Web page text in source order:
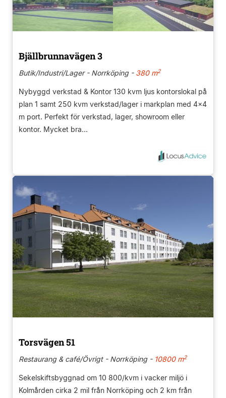
Bjällbrunnavägen 3
Butik/Industri/Lager - Norrköping -380 m2
Nybyggd verkstad & Kontor 130 kvm ljus kontorslokal på
plan 1 samt 250 kvm verkstad/lager i markplan med 4x4
m port. Perfekt för verkstad, lager, showroom eller
kontor. Mycket bra...
Torsvägen 51
Restaurang & café/Övrigt - Norrköping -10800 m2
Sekelskiftsbyggnad om 10 800/kvm i vacker miljö i
Kolmården cirka 2 mil från Norrköping och 2 km från